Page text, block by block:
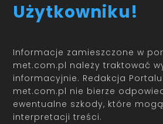
Użytkowniku!
Informacje zamieszczone w
met.com.pl należy traktować
informacyjnie. Redakcja
met.com.pl nie bierze
ewentualne szkody, które mogą
interpretacji treści.